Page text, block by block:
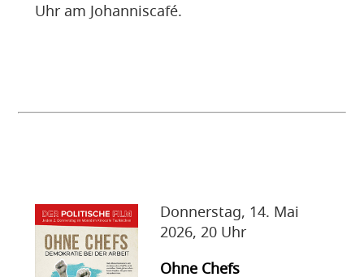
Uhr am Johanniscafé.
Donnerstag, 14. Mai
2026, 20 Uhr
Ohne Chefs